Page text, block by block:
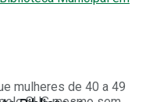
mulheres de 40 a 49